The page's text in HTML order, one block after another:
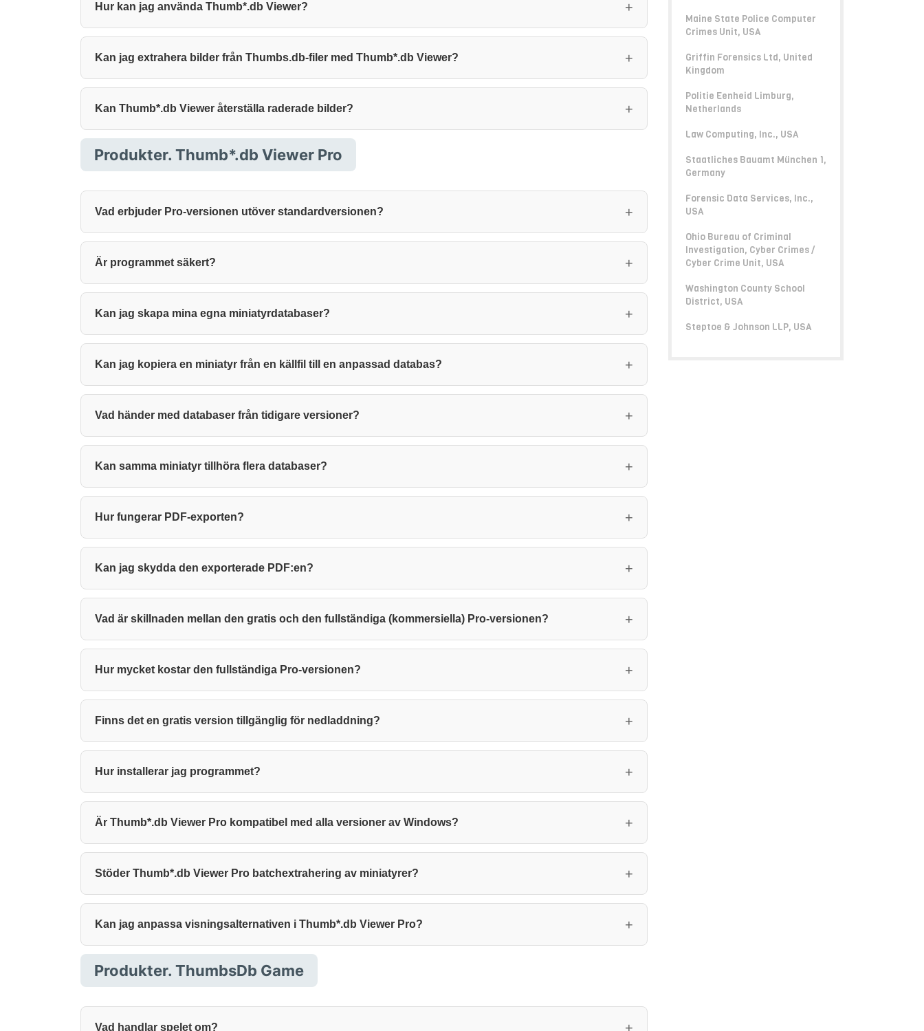
Hur kan jag använda Thumb*.db Viewer?
Kan jag extrahera bilder från Thumbs.db-filer med Thumb*.db Viewer?
Kan Thumb*.db Viewer återställa raderade bilder?
Produkter. Thumb*.db Viewer Pro
Vad erbjuder Pro-versionen utöver standardversionen?
Är programmet säkert?
Kan jag skapa mina egna miniatyrdatabaser?
Kan jag kopiera en miniatyr från en källfil till en anpassad databas?
Vad händer med databaser från tidigare versioner?
Kan samma miniatyr tillhöra flera databaser?
Hur fungerar PDF-exporten?
Kan jag skydda den exporterade PDF:en?
Vad är skillnaden mellan den gratis och den fullständiga (kommersiella) Pro-versionen?
Hur mycket kostar den fullständiga Pro-versionen?
Finns det en gratis version tillgänglig för nedladdning?
Hur installerar jag programmet?
Är Thumb*.db Viewer Pro kompatibel med alla versioner av Windows?
Stöder Thumb*.db Viewer Pro batchextrahering av miniatyrer?
Kan jag anpassa visningsalternativen i Thumb*.db Viewer Pro?
Produkter. ThumbsDb Game
Vad handlar spelet om?
Maine State Police Computer
Crimes Unit, USA
Griffin Forensics Ltd, United
Kingdom
Politie Eenheid Limburg,
Netherlands
Law Computing, Inc., USA
Staatliches Bauamt München 1,
Germany
Forensic Data Services, Inc.,
USA
Ohio Bureau of Criminal
Investigation, Cyber Crimes /
Cyber Crime Unit, USA
Washington County School
District, USA
Steptoe & Johnson LLP, USA